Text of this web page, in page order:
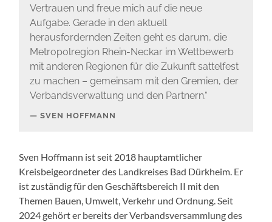
Vertrauen und freue mich auf die neue
Aufgabe. Gerade in den aktuell
herausfordernden Zeiten geht es darum, die
Metropolregion Rhein-Neckar im Wettbewerb
mit anderen Regionen für die Zukunft sattelfest
zu machen – gemeinsam mit den Gremien, der
Verbandsverwaltung und den Partnern.“
SVEN HOFFMANN
Sven Hoffmann ist seit 2018 hauptamtlicher
Kreisbeigeordneter des Landkreises Bad Dürkheim. Er
ist zuständig für den Geschäftsbereich II mit den
Themen Bauen, Umwelt, Verkehr und Ordnung. Seit
2024 gehört er bereits der Verbandsversammlung des